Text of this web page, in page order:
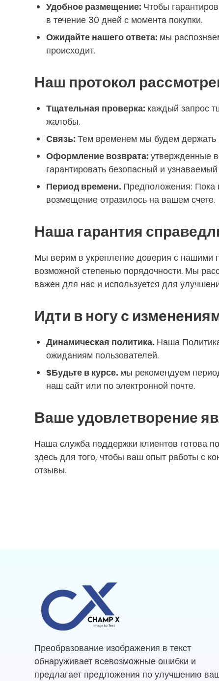
Удобное размещение: Чтобы
в течение 30 дней с момента покупки.
Ожидайте нашего ответа: мы
происходит.
Наш протокол
Тщательная проверка: каждый запрос
жалобы.
Связь: Тем временем мы будем держать
Оформление возврата: утвержденные
гарантировать безопасный и
Период времени. Предположения: Пока
возмещение отразилось на вашем счете.
Наша гарантия
Мы верим в укрепление доверия с нашими
возможной степенью порядочности. Мы
важен для нас и используется для
Идти в ногу с
Динамическая политика. Наша
ожиданиям пользователей.
SБудьте в курсе. мы рекомендуем
наш сайт или по электронной почте.
Ваше удовлетворение
Наша служба поддержки клиентов готова
здесь для того, чтобы ваш опыт работы с
отзывы.
Преобразование изображения в текст
обнаруживает всевозможные ошибки и
предлагает предложения по улучшению